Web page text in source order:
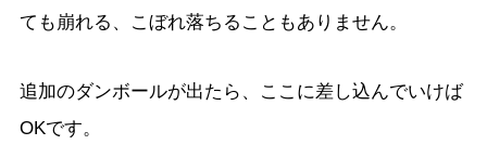
ても崩れる、こぼれ落ちることもありません。
追加のダンボールが出たら、ここに差し込んでいけば
OKです。